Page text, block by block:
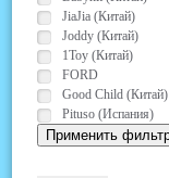
JiaJia (Китай)
Joddy (Китай)
1Toy (Китай)
FORD
Good Child (Китай)
Pituso (Испания)